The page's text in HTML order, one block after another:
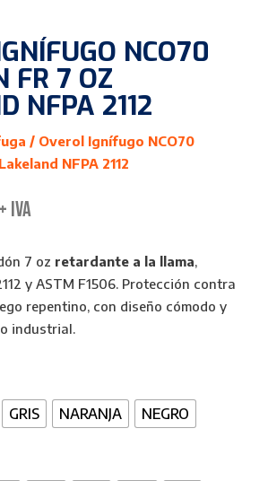
NCO70
FR 7 OZ
NFPA 2112
/ Overol Ignífugo NCO70
NFPA 2112
+ IVA
7 oz retardante a la llama,
y ASTM F1506. Protección contra
repentino, con diseño cómodo y
industrial.
GRIS NARANJA NEGRO